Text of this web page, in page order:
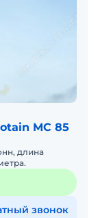
MC 85
длина
звонок